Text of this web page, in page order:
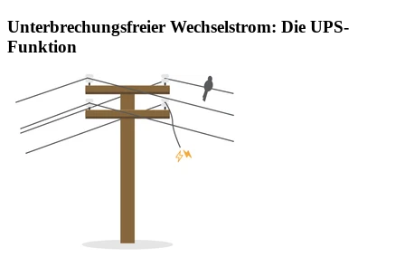
Unterbrechungsfreier Wechselstrom: Die UPS-
Funktion